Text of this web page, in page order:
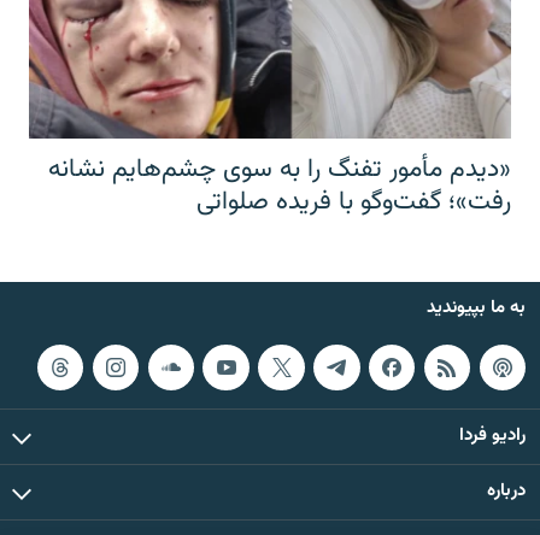
«دیدم مأمور تفنگ را به سوی چشم‌هایم نشانه
رفت»؛ گفت‌و‌گو با فریده صلواتی
به ما بپیوندید
رادیو فردا
درباره